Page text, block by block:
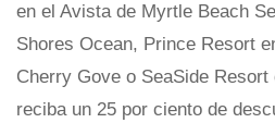
en el Avista de Myrtle Beach
Shores Ocean, Prince Resort
Cherry Gove o SeaSide
reciba un 25 por ciento de